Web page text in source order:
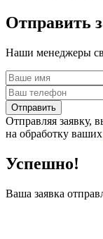
Отправить
Наши менеджеры
Отправить
Отправляя заявку,
на обработку ваших
Успешно!
Ваша заявка